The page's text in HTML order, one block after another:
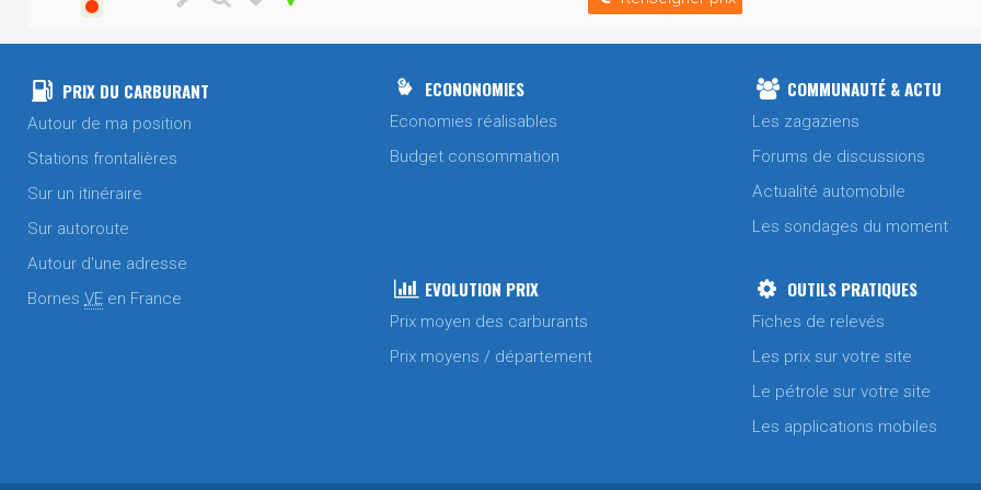
PRIX DU CARBURANT
Autour de ma position
Stations frontalières
Sur un itinéraire
Sur autoroute
Autour d'une adresse
Bornes VE en France
ECONONOMIES
Economies réalisables
Budget consommation
COMMUNAUTÉ & ACTU
Les zagaziens
Forums de discussions
Actualité automobile
Les sondages du moment
EVOLUTION PRIX
Prix moyen des carburants
Prix moyens / département
OUTILS PRATIQUES
Fiches de relevés
Les prix sur votre site
Le pétrole sur votre site
Les applications mobiles